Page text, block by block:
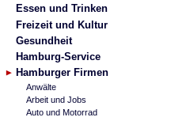
Essen und Trinken
Freizeit und Kultur
Gesundheit
Hamburg-Service
Hamburger Firmen
Anwälte
Arbeit und Jobs
Auto und Motorrad